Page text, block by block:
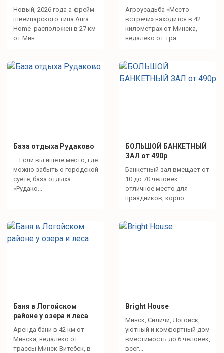
Новый, 2026 года а-фрейм
швейцарского типа Aura
Home расположен в 27 км
от Мин...
Агроусадьба «Место
встречи» находится в 42
километрах от Минска,
недалеко от тра...
База отдыха Рудаково
Если вы ищете место, где
можно забыть о городской
суете, база отдыха
«Рудако...
БОЛЬШОЙ БАНКЕТНЫЙ
ЗАЛ от 490р
Банкетный зал вмещает от
10 до 70 человек —
отличное место для
праздников, корпо...
Баня в Логойском
районе у озера и леса
Аренда бани в 42 км от
Минска, недалеко от
трассы Минск-Витебск, в
Bright House
Минск, Силичи, Логойск,
уютный и комфортный дом
вместимость до 6 человек,
всег...